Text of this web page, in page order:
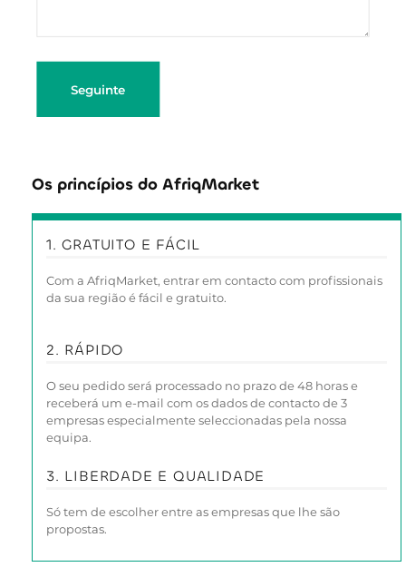
Seguinte
Os princípios do AfriqMarket
1. GRATUITO E FÁCIL
Com a AfriqMarket, entrar em contacto com profissionais
da sua região é fácil e gratuito.
2. RÁPIDO
O seu pedido será processado no prazo de 48 horas e
receberá um e-mail com os dados de contacto de 3
empresas especialmente seleccionadas pela nossa
equipa.
3. LIBERDADE E QUALIDADE
Só tem de escolher entre as empresas que lhe são
propostas.